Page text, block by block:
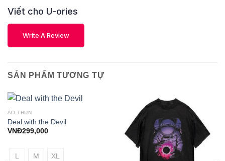
Viết cho U-ories
Write A Review
SẢN PHẨM TƯƠNG TỰ
ÁO THUN
Deal with the Devil
VNĐ299,000
L M XL